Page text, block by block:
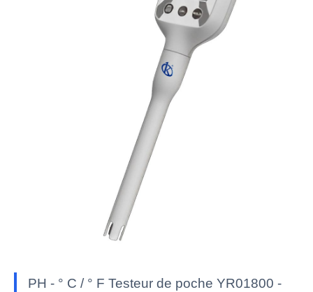
PH - ° C / ° F Testeur de poche YR01800 -